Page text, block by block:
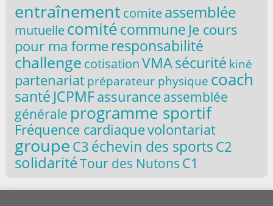
entraînement comiteassemblée
mutuellecomitécommune Je cours
pour ma forme responsabilité
challenge cotisationVMAsécurité kiné
partenariat préparateur physique coach
santé JCPMFassuranceassemblée
générale programme sportif
Fréquence cardiaquevolontariat
groupeC3échevin des sports C2
solidaritéTour des Nutons C1